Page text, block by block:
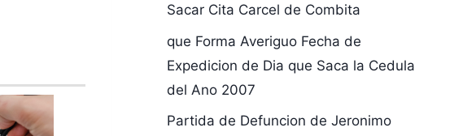
Sacar Cita Carcel de Combita
que Forma Averiguo Fecha de
Expedicion de Dia que Saca la Cedula
del Ano 2007
Partida de Defuncion de Jeronimo